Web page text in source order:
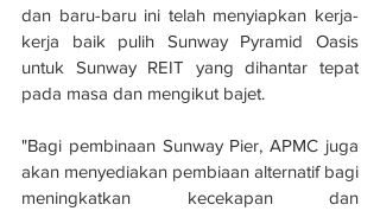
dan baru-baru ini telah menyiapkan kerja-
kerja baik pulih Sunway Pyramid Oasis
untuk Sunway REIT yang dihantar tepat
pada masa dan mengikut bajet.
"Bagi pembinaan Sunway Pier, APMC juga
akan menyediakan pembiaan alternatif bagi
meningkatkan kecekapan dan